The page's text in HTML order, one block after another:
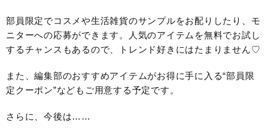
部員限定でコスメや生活雑貨のサンプルをお配りしたり、モ
ニターへの応募ができます。人気のアイテムを無料でお試し
するチャンスもあるので、トレンド好きにはたまりません♡
また、編集部のおすすめアイテムがお得に手に入る“部員限
定クーポン”などもご用意する予定です。
さらに、今後は……